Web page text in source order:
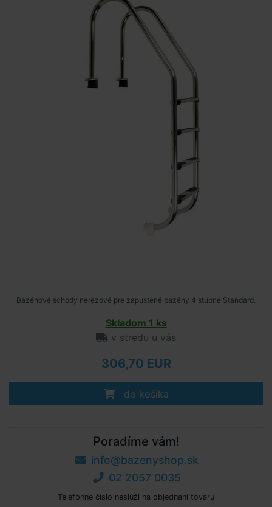
Bazénové schody nerezové pre zapustené bazény 4 stupne Standard.
Skladom 1 ks
v stredu u vás
306,70 EUR
do košíka
Poradíme vám!
info@bazenyshop.sk
02 2057 0035
Telefónne číslo neslúži na objednaní tovaru